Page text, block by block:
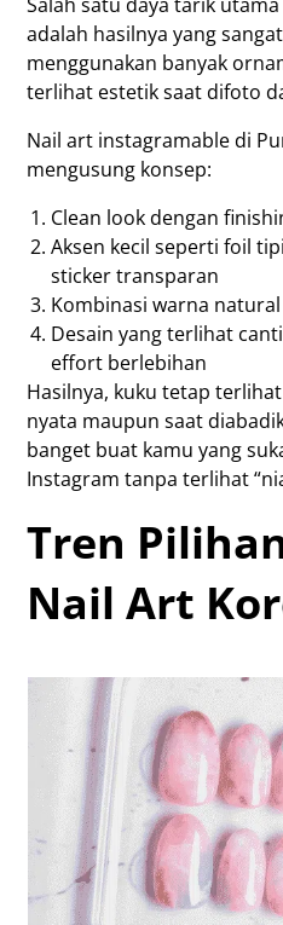
adalah hasilnya yang
menggunakan banyak
terlihat estetik saat difoto
Nail art instagramable di
mengusung konsep:
Clean look dengan
Aksen kecil seperti foil
sticker transparan
Kombinasi warna
Desain yang terlihat
effort berlebihan
Hasilnya, kuku tetap
nyata maupun saat
banget buat kamu yang
Instagram tanpa terlihat
Tren
Nail Art